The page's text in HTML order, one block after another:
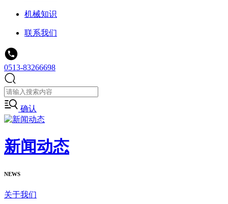
机械知识
联系我们
0513-83266698
确认
新闻动态
NEWS
关于我们